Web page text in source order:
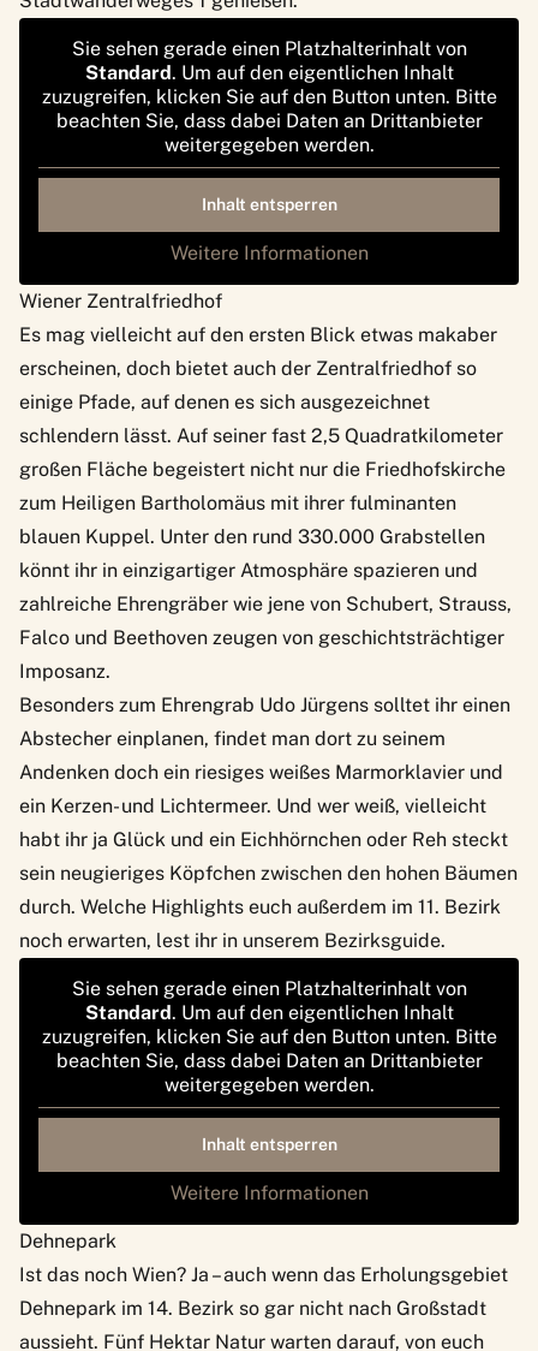
Sie sehen gerade einen Platzhalterinhalt von
Standard. Um auf den eigentlichen Inhalt
zuzugreifen, klicken Sie auf den Button unten. Bitte
beachten Sie, dass dabei Daten an Drittanbieter
weitergegeben werden.
Inhalt entsperren
Weitere Informationen
Wiener Zentralfriedhof
Es mag vielleicht auf den ersten Blick etwas makaber
erscheinen, doch bietet auch der Zentralfriedhof so
einige Pfade, auf denen es sich ausgezeichnet
schlendern lässt. Auf seiner fast 2,5 Quadratkilometer
großen Fläche begeistert nicht nur die Friedhofskirche
zum Heiligen Bartholomäus mit ihrer fulminanten
blauen Kuppel. Unter den rund 330.000 Grabstellen
könnt ihr in einzigartiger Atmosphäre spazieren und
zahlreiche Ehrengräber wie jene von Schubert, Strauss,
Falco und Beethoven zeugen von geschichtsträchtiger
Imposanz.
Besonders zum Ehrengrab Udo Jürgens solltet ihr einen
Abstecher einplanen, findet man dort zu seinem
Andenken doch ein riesiges weißes Marmorklavier und
ein Kerzen- und Lichtermeer. Und wer weiß, vielleicht
habt ihr ja Glück und ein Eichhörnchen oder Reh steckt
sein neugieriges Köpfchen zwischen den hohen Bäumen
durch. Welche Highlights euch außerdem im 11. Bezirk
noch erwarten, lest ihr in unserem Bezirksguide.
Sie sehen gerade einen Platzhalterinhalt von
Standard. Um auf den eigentlichen Inhalt
zuzugreifen, klicken Sie auf den Button unten. Bitte
beachten Sie, dass dabei Daten an Drittanbieter
weitergegeben werden.
Inhalt entsperren
Weitere Informationen
Dehnepark
Ist das noch Wien? Ja – auch wenn das Erholungsgebiet
Dehnepark im 14. Bezirk so gar nicht nach Großstadt
aussieht. Fünf Hektar Natur warten darauf, von euch